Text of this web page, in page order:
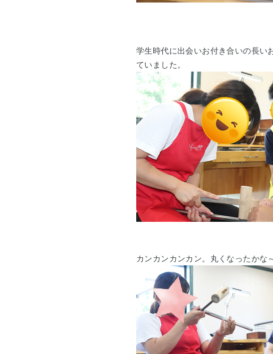
学生時代に出会いお付き合いの長い
ていました。
カンカンカンカン。丸くなったかな